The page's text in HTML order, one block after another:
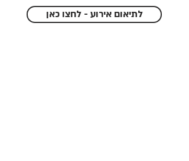
לתיאום אירוע - לחצו כאן